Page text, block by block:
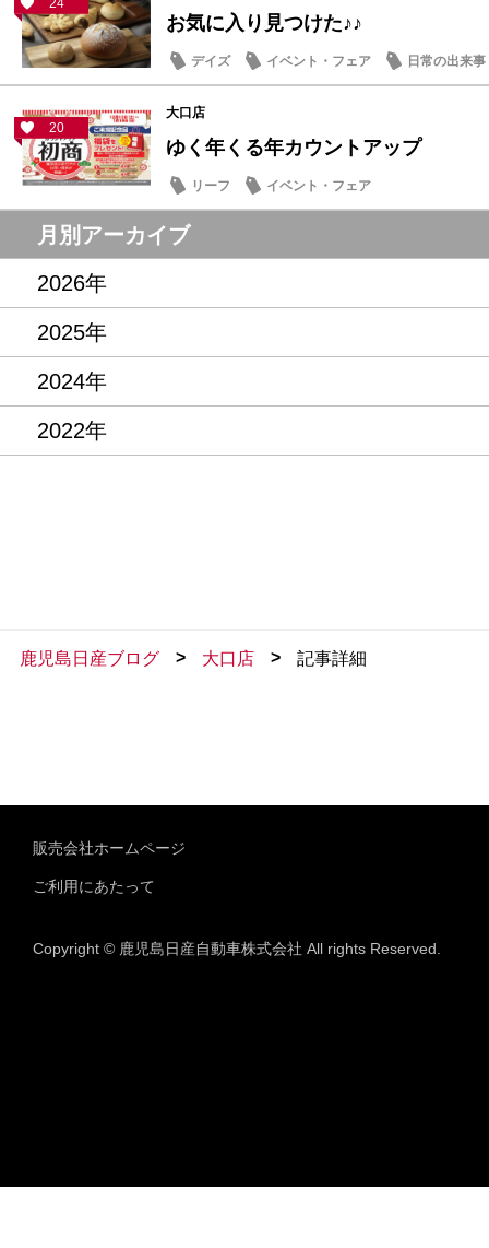
お気に入り見つけた♪♪
デイズ イベント・フェア 日常の出来事
20
大口店
ゆく年くる年カウントアップ
リーフ イベント・フェア
月別アーカイブ
2026年
2025年
2024年
2022年
鹿児島日産ブログ > 大口店 > 記事詳細
販売会社ホームページ
ご利用にあたって
Copyright © 鹿児島日産自動車株式会社 All rights Reserved.